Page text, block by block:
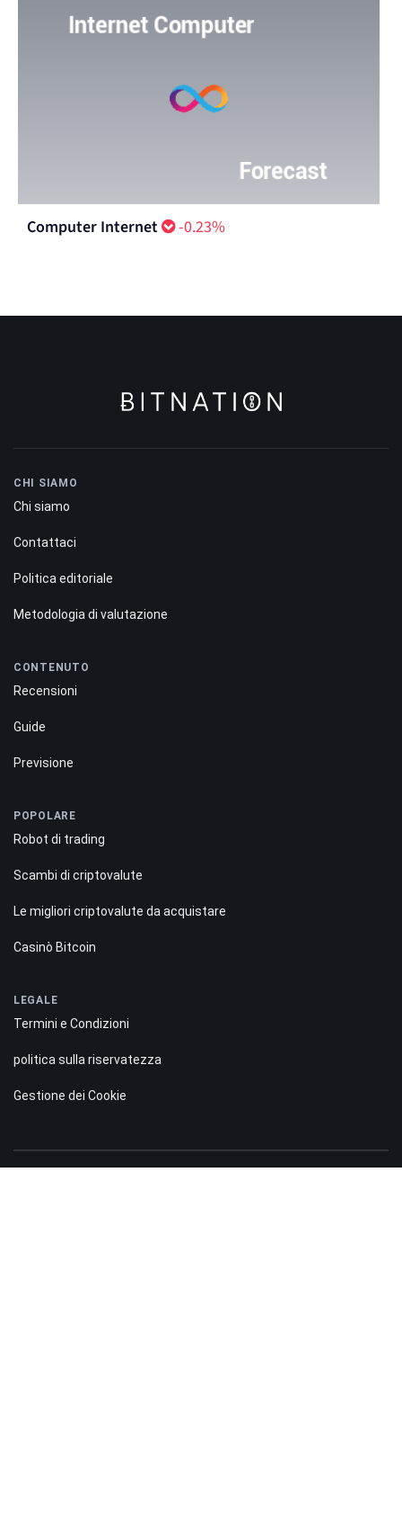
Computer Internet -0.23%
CHI SIAMO
Chi siamo
Contattaci
Politica editoriale
Metodologia di valutazione
CONTENUTO
Recensioni
Guide
Previsione
POPOLARE
Robot di trading
Scambi di criptovalute
Le migliori criptovalute da acquistare
Casinò Bitcoin
LEGALE
Termini e Condizioni
politica sulla riservatezza
Gestione dei Cookie